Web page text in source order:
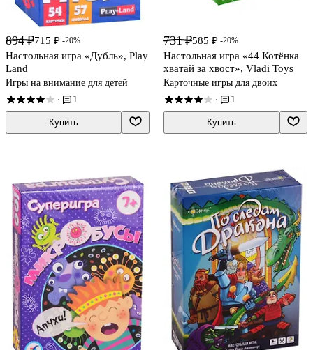
894 ₽715 ₽ -20%
Настольная игра «Дубль», Play
Land
Игры на внимание для детей
· 1
Купить
731 ₽585 ₽ -20%
Настольная игра «44 Котёнка
хватай за хвост», Vladi Toys
Карточные игры для двоих
· 1
Купить